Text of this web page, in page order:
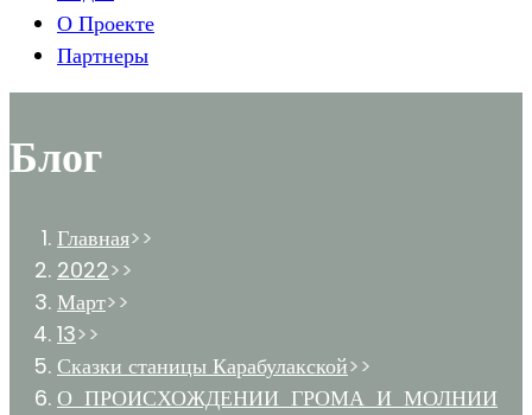
О Проекте
Партнеры
Блог
Главная>>
2022>>
Март>>
13>>
Сказки станицы Карабулакской>>
О ПРОИСХОЖДЕНИИ ГРОМА И МОЛНИИ